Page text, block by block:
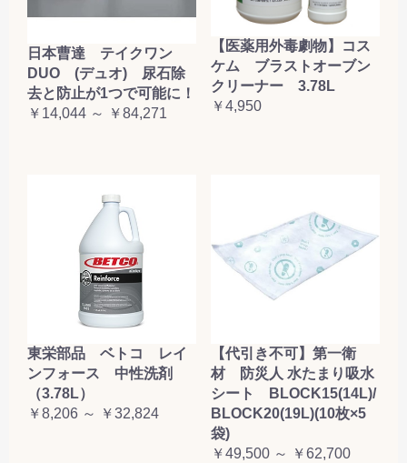
日本曹達 テイクワン
DUO (デュオ) 尿石除
去と防止が1つで可能に！
￥14,044 ～ ￥84,271
【医薬用外毒劇物】コス
ケム ブラストオーブン
クリーナー 3.78L
￥4,950
東栄部品 ベトコ レイ
ンフォース 中性洗剤
（3.78L）
￥8,206 ～ ￥32,824
【代引き不可】第一衛
材 防災人 水たまり吸水
シート BLOCK15(14L)/
BLOCK20(19L)(10枚×5
袋)
￥49,500 ～ ￥62,700